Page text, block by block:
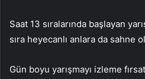
Saat 13 sıralarında başlayan
sıra heyecanlı anlara da sahne
Gün boyu yarışmayı izleme